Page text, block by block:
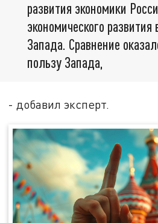
развития экономики
экономического
Запада. Сравнение
пользу Запада,
- добавил эксперт.